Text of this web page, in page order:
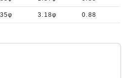
3.18φ 0.88